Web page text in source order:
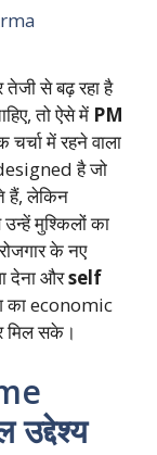
से बढ़ रहा है
तो ऐसे में PM
चर्चा में रहने वाला
है जो
हैं, लेकिन
मुश्किलों का
के नए
देना औरself
का economic
मिल सके।